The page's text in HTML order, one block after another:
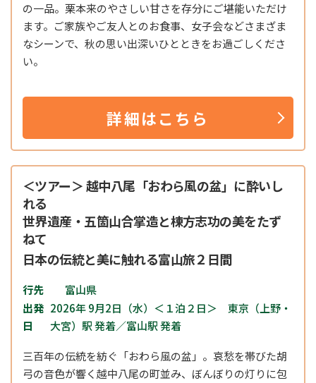
の一品。栗本来のやさしい甘さを存分にご堪能いただけ
ます。ご家族やご友人とのお食事、女子会などさまざま
なシーンで、秋の思い出深いひとときをお過ごしくださ
い。
詳細はこちら
＜ツアー＞ 越中八尾「おわら風の盆」に酔いし
れる
世界遺産・五箇山合掌造と棟方志功の美をたず
ねて
日本の伝統と美に触れる富山旅２日間
行先
富山県
出発
日
2026年 9月2日（水）＜１泊２日＞ 東京（上野・
大宮）駅 発着／富山駅 発着
三百年の伝統を紡ぐ「おわら風の盆」。哀愁を帯びた胡
弓の音色が響く越中八尾の町並み、ぼんぼりの灯りに包